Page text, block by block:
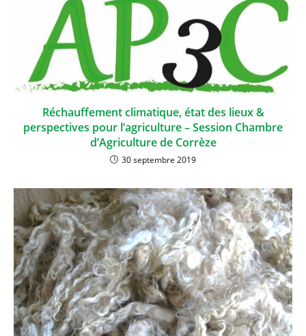
Réchauffement climatique, état des lieux &
perspectives pour l’agriculture – Session Chambre
d’Agriculture de Corrèze
30 septembre 2019